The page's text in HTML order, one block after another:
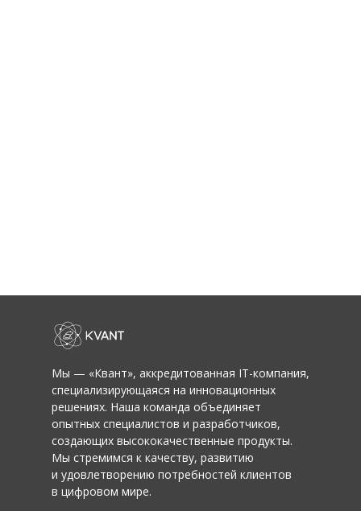
Мы — «Квант», аккредитованная IT-компания,
специализирующаяся на инновационных
решениях. Наша команда объединяет
опытных специалистов и разработчиков,
создающих высококачественные продукты.
Мы стремимся к качеству, развитию
и удовлетворению потребностей клиентов
в цифровом мире.